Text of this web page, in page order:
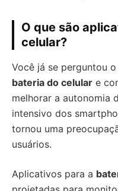
O que são
celular?
Você já se perguntou
bateria do celular e
melhorar a autonomia
intensivo dos
tornou uma
usuários.
Aplicativos para a